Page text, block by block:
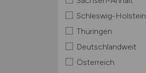
Schleswig-Holstein
Thüringen
Deutschlandweit
Österreich